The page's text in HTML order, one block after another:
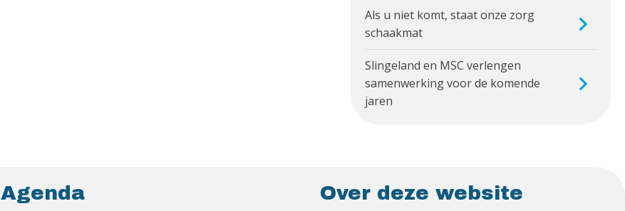
Als u niet komt, staat onze zorg
schaakmat
Slingeland en MSC verlengen
samenwerking voor de komende
jaren
Agenda Over deze website